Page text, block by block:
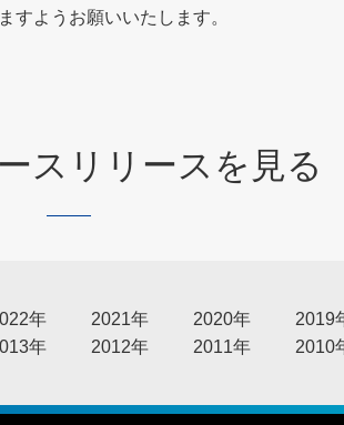
すようお願いいたします。
スリリースを見る
年 2021年 2020年 2019
年 2012年 2011年 2010